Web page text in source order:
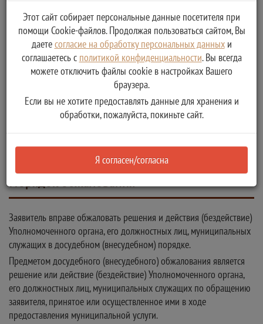
Организация отдыха детей в каникулярное время
Реестровый номер услуги:
6940100010000080606
Дата размещения сведений в Региональном реестре
18 марта 2014
Дата последнего обновления сведений в Региональном реестре
государственных услуг:
08 мая 2020
Порядок обжалования
Заявитель вправе обжаловать решения и действия (бездействие)
Уполномоченного органа, его должностных лиц, муниципальных
служащих в досудебном (внесудебном) порядке.
Предметом досудебного (внесудебного) обжалования является
решение или действие (бездействие) Уполномоченного органа,
его должностных лиц, муниципальных служащих по обращению
заявителя, принятое или осуществленное ими в ходе
предоставления муниципальной услуги.
Этот сайт собирает персональные данные посетителя при
помощи Cookie-файлов. Продолжая пользоваться сайтом, Вы
даетесогласие на обработку персональных данныхи
соглашаетесь с политикой конфиденциальности. Вы всегда
можете отключить файлы cookie в настройках Вашего
браузера.
Если вы не хотите предоставлять данные для хранения и
обработки, пожалуйста, покиньте сайт.
Я согласен/согласна